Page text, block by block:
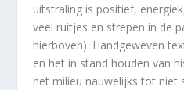
uitstraling is positief,
veel ruitjes en strepen in de
hierboven). Handgeweven
en het in stand houden van
het milieu nauwelijks tot niet